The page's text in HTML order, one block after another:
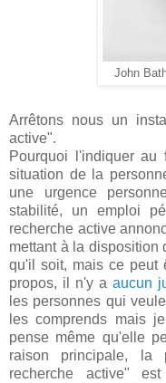
John
Arrêtons nous un
active".
Pourquoi l'indiquer au
situation de la
une urgence
stabilité, un emploi
recherche active
mettant à la disposition
qu'il soit, mais ce peut
propos, il n'y a aucun
les personnes qui
les comprends mais
pense même qu'elle
raison principale, la
recherche active"